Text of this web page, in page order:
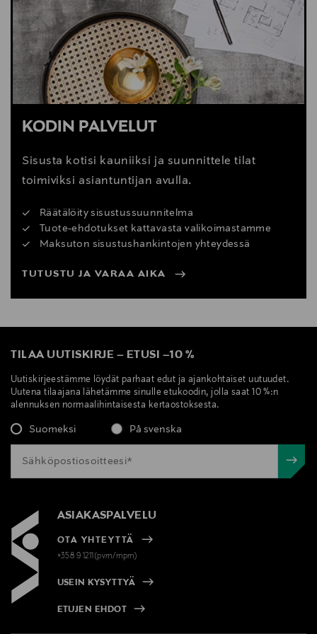
mail@karupdesign.com
KODIN PALVELUT
Sisusta kotisi kauniiksi ja suunnittele tilat
toimiviksi asiantuntijan avulla.
Räätälöity sisustussuunnitelma
Tuote-ehdotukset kattavasta valikoimastamme
Maksuton sisustushankintojen yhteydessä
TUTUSTU JA VARAA AIKA
TILAA UUTISKIRJE – ETUSI –10 %
Uutiskirjeestämme löydät parhaat edut ja ajankohtaiset uutuudet.
Uutena tilaajana lähetämme sinulle etukoodin, jolla saat 10 %:n
alennuksen normaalihintaisesta kertaostoksesta.
Suomeksi På svenska
ASIAKASPALVELU
OTA YHTEYTTÄ
+358 9 1211(pvm/mpm)
USEIN KYSYTTYÄ
ETUJEN EHDOT